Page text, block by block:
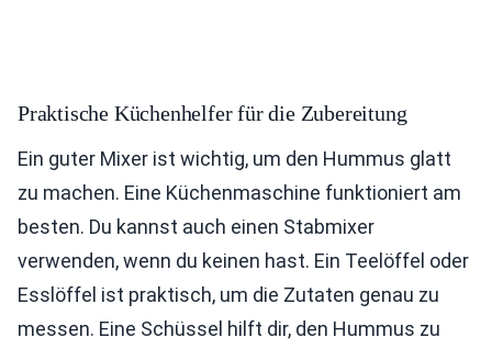
Praktische Küchenhelfer für die Zubereitung
Ein guter Mixer ist wichtig, um den Hummus glatt
zu machen. Eine Küchenmaschine funktioniert am
besten. Du kannst auch einen Stabmixer
verwenden, wenn du keinen hast. Ein Teelöffel oder
Esslöffel ist praktisch, um die Zutaten genau zu
messen. Eine Schüssel hilft dir, den Hummus zu